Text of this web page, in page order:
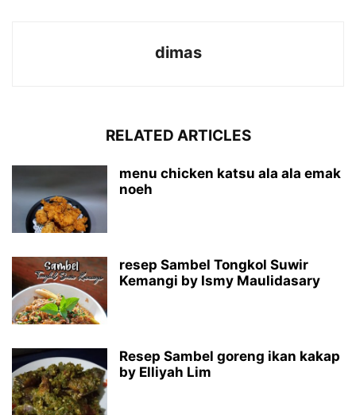
dimas
RELATED ARTICLES
menu chicken katsu ala ala emak
noeh
resep Sambel Tongkol Suwir
Kemangi by Ismy Maulidasary
Resep Sambel goreng ikan kakap
by Elliyah Lim